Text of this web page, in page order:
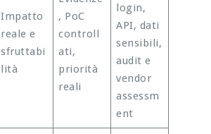
Impatto
reale e
sfruttabi
lità
, PoC
controll
ati,
priorità
reali
login,
API, dati
sensibili,
audit e
vendor
assessm
ent